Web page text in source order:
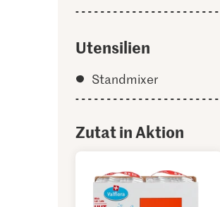
Utensilien
Standmixer
Zutat in Aktion